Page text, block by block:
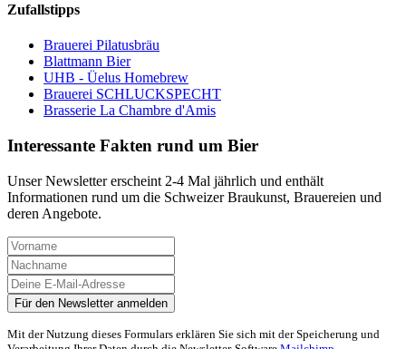
Zufallstipps
Brauerei Pilatusbräu
Blattmann Bier
UHB - Üelus Homebrew
Brauerei SCHLUCKSPECHT
Brasserie La Chambre d'Amis
Interessante Fakten rund um Bier
Unser Newsletter erscheint 2-4 Mal jährlich und enthält
Informationen rund um die Schweizer Braukunst, Brauereien und
deren Angebote.
Mit der Nutzung dieses Formulars erklären Sie sich mit der Speicherung und